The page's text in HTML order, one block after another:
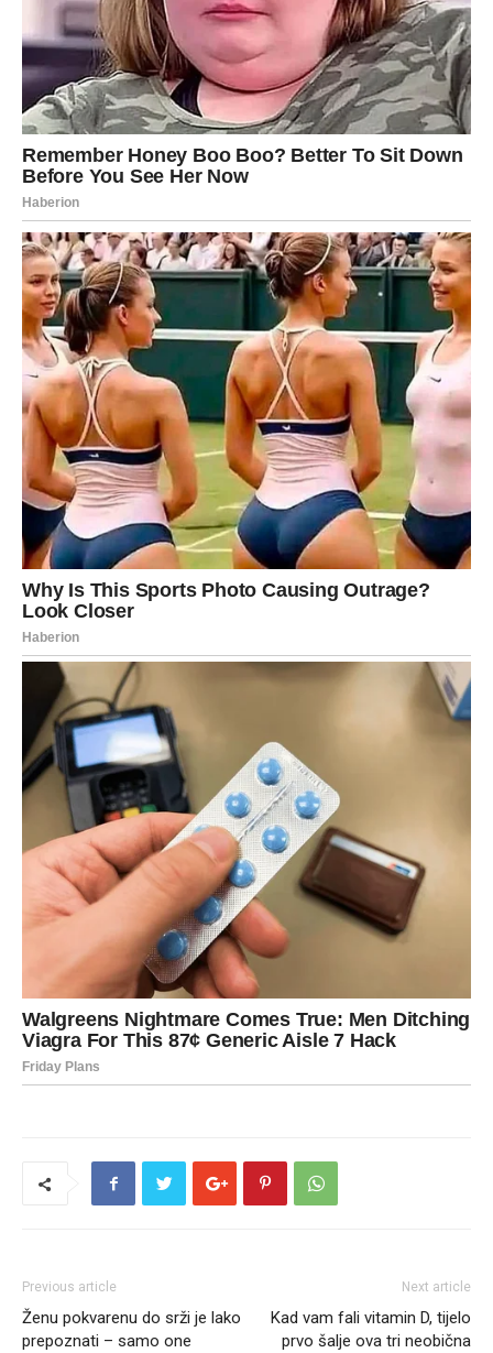
Previous article
Ženu pokvarenu do srži je lako
prepoznati – samo one
Next article
Kad vam fali vitamin D, tijelo
prvo šalje ova tri neobična